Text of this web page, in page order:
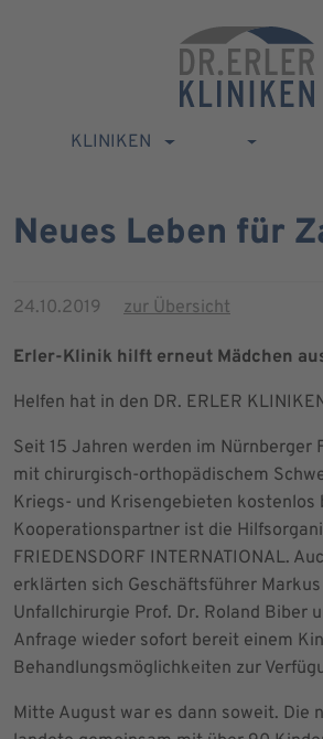
KLINIKEN
Neues Leben für
24.10.2019 zur Übersicht
Erler-Klinik hilft erneut Mädchen
Helfen hat in den DR. ERLER
Seit 15 Jahren werden im Nürnberger
mit chirurgisch-orthopädischem
Kriegs- und Krisengebieten kostenlos
Kooperationspartner ist die
FRIEDENSDORF INTERNATIONAL.
erklärten sich Geschäftsführer
Unfallchirurgie Prof. Dr. Roland Biber
Anfrage wieder sofort bereit einem
Behandlungsmöglichkeiten zur
Mitte August war es dann soweit. Die